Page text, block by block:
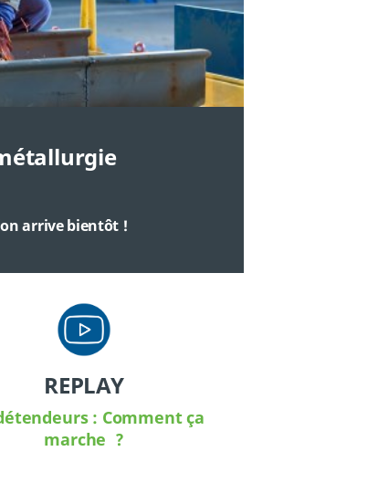
arrive bientôt !
REPLAY
: Comment ça
marche ?